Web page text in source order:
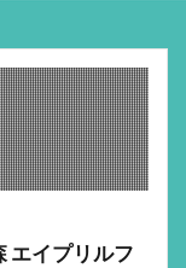
エイプリルフ